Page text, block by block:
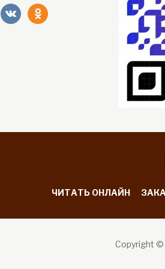
vkontakteodnoklassniki
ЧИТАТЬ ОНЛАЙН
Copyright ©